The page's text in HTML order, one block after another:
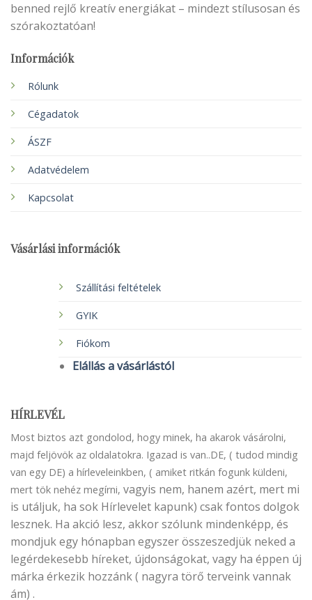
benned rejlő kreatív energiákat – mindezt stílusosan és
szórakoztatóan!
Információk
Rólunk
Cégadatok
ÁSZF
Adatvédelem
Kapcsolat
Vásárlási információk
Szállítási feltételek
GYIK
Fiókom
Elállás a vásárlástól
HÍRLEVÉL
Most biztos azt gondolod, hogy minek, ha akarok vásárolni,
majd feljövök az oldalatokra. Igazad is van..DE, ( tudod mindig
van egy DE) a hírleveleinkben, ( amiket ritkán fogunk küldeni,
mert tök nehéz megírni, vagyis nem, hanem azért, mert mi
is utáljuk, ha sok Hírlevelet kapunk) csak fontos dolgok
lesznek. Ha akció lesz, akkor szólunk mindenképp, és
mondjuk egy hónapban egyszer összeszedjük neked a
legérdekesebb híreket, újdonságokat, vagy ha éppen új
márka érkezik hozzánk ( nagyra törő terveink vannak
ám) .